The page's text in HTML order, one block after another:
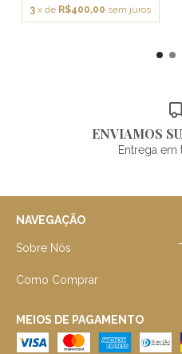
3 x de R$400,00 sem juros
ENVIAMOS
Entrega
NAVEGAÇÃO
Sobre Nós
Como Comprar
MEIOS DE PAGAMENTO